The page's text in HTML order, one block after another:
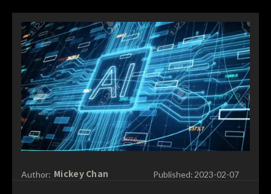
Author: Mickey Chan Published: 2023-02-07